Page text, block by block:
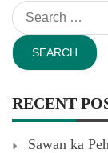
Search
for:
RECENT
Sawan ka